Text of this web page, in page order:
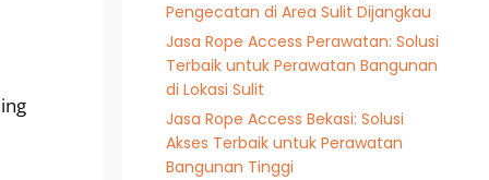
Pengecatan di Area Sulit Dijangkau
Jasa Rope Access Perawatan: Solusi
Terbaik untuk Perawatan Bangunan
di Lokasi Sulit
Jasa Rope Access Bekasi: Solusi
Akses Terbaik untuk Perawatan
Bangunan Tinggi